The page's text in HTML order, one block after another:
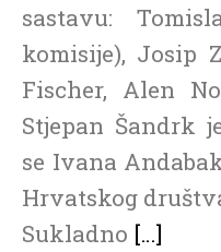
sastavu:
komisije), Josip
Fischer, Alen
Stjepan Šandrk
se Ivana
Hrvatskog
Sukladno […]